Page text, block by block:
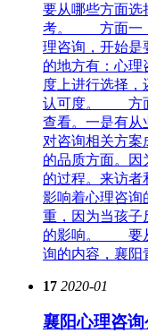
要从哪些方面选
考。 方面一：
理咨询，开始是
的地方有：心理
度上进行选择
认可度。 方面
查看。一是有从
对咨询相关方
的品质方面。因
的过程。来访者
影响着心理咨询
重，因为当孩子
的影响。 要从
询的内容，襄阳
17 2020-01
襄阳心理咨